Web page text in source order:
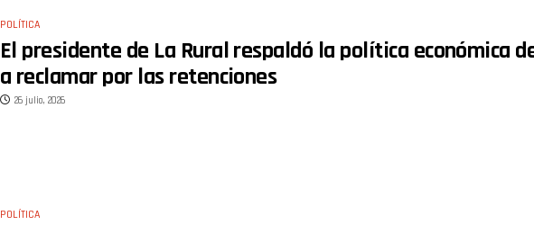
POLÍTICA
El presidente de La Rural respaldó la política económica
a reclamar por las retenciones
26 julio, 2026
POLÍTICA